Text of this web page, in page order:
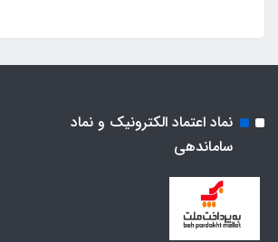
نماد اعتماد الکترونیک و نماد
ساماندهی